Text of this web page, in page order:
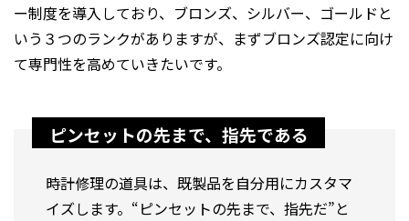
ー制度を導入しており、ブロンズ、シルバー、ゴールドと
いう３つのランクがありますが、まずブロンズ認定に向け
て専門性を高めていきたいです。
ピンセットの先まで、指先である
時計修理の道具は、既製品を自分用にカスタマ
イズします。“ピンセットの先まで、指先だ”と